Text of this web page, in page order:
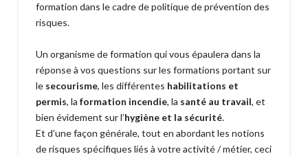
formation dans le cadre de politique de prévention des
risques.
Un organisme de formation qui vous épaulera dans la
réponse à vos questions sur les formations portant sur
le secourisme, les différentes habilitations et
permis, la formation incendie, la santé au travail, et
bien évidement sur l’hygiène et la sécurité.
Et d’une façon générale, tout en abordant les notions
de risques spécifiques liés à votre activité / métier, ceci